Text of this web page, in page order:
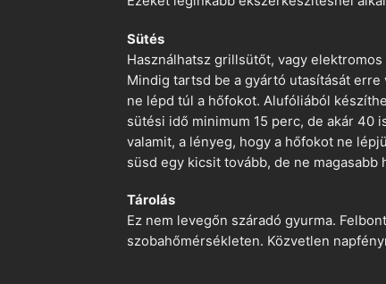
Sütés
Használhatsz grillsütőt, vagy
Mindig tartsd be a gyártó utasítását
ne lépd túl a hőfokot. Alufóliából
sütési idő minimum 15 perc, de akár 40
valamit, a lényeg, hogy a hőfokot ne
süsd egy kicsit tovább, de ne
Tárolás
Ez nem levegőn száradó gyurma.
szobahőmérsékleten. Közvetlen